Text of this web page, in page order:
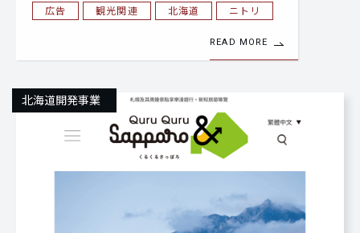
広告 観光関連 北海道 ニトリ
READ MORE
北海道開発事業